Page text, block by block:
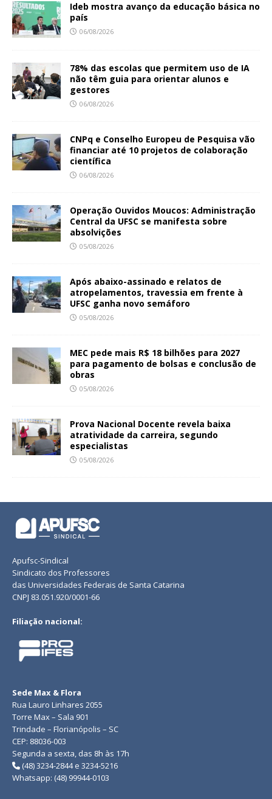
Ideb mostra avanço da educação básica no
país
06/08/2026
78% das escolas que permitem uso de IA
não têm guia para orientar alunos e
gestores
06/08/2026
CNPq e Conselho Europeu de Pesquisa vão
financiar até 10 projetos de colaboração
científica
06/08/2026
Operação Ouvidos Moucos: Administração
Central da UFSC se manifesta sobre
absolvições
05/08/2026
Após abaixo-assinado e relatos de
atropelamentos, travessia em frente à
UFSC ganha novo semáforo
05/08/2026
MEC pede mais R$ 18 bilhões para 2027
para pagamento de bolsas e conclusão de
obras
05/08/2026
Prova Nacional Docente revela baixa
atratividade da carreira, segundo
especialistas
05/08/2026
Apufsc-Sindical
Sindicato dos Professores
das Universidades Federais de Santa Catarina
CNPJ 83.051.920/0001-66
Filiação nacional:
Sede Max & Flora
Rua Lauro Linhares 2055
Torre Max – Sala 901
Trindade – Florianópolis – SC
CEP: 88036-003
Segunda a sexta, das 8h às 17h
(48) 3234-2844 e 3234-5216
Whatsapp: (48) 99944-0103